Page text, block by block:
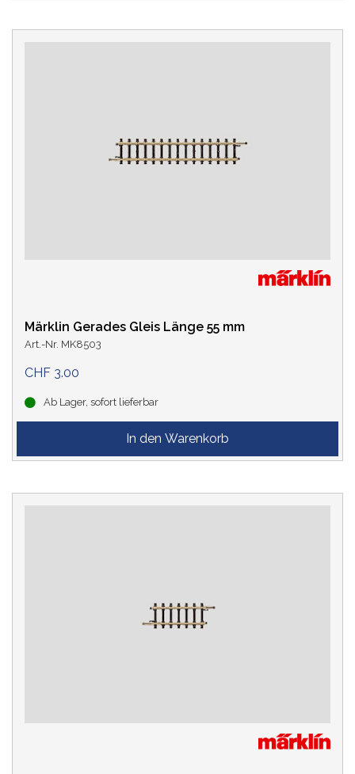
Märklin Gerades Gleis Länge 55 mm
Art.-Nr. MK8503
CHF 3.00
Ab Lager, sofort lieferbar